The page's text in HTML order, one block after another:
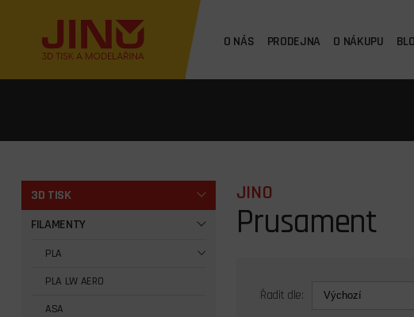
O NÁS PRODEJNA O NÁKUPU
3D TISK
FILAMENTY
PLA
PLA LW AERO
ASA
JINO
Prusament
Řadit dle: